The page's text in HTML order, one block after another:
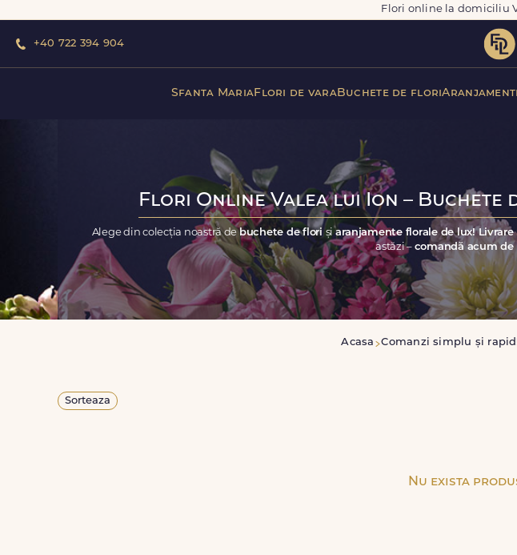
Flori online la domiciliu
+40 722 394 904
Sfanta MariaFlori de varaBuchete de flori
Flori Online Valea lui Ion –
Alege din colecția noastră debuchete de flori șiaranjamente florale de lux!
astăzi – comandă acum de
Acasa Comanzi simplu și
Sorteaza
Nu exista